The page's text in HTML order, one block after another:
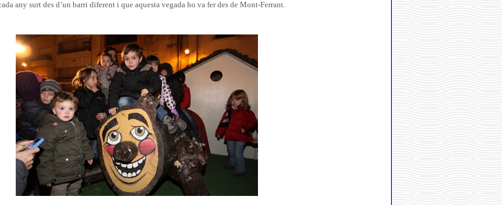
any surt des d’un barri diferent i que aquesta vegada ho va fer des de Mont-Ferrant.